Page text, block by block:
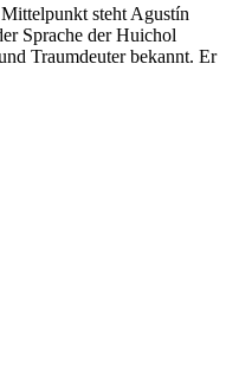
steht Agustín
Sprache der Huichol
Traumdeuter bekannt. Er